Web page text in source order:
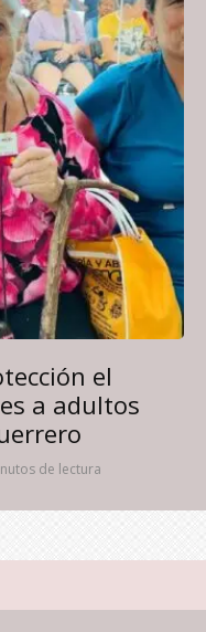
el
a adultos
de lectura